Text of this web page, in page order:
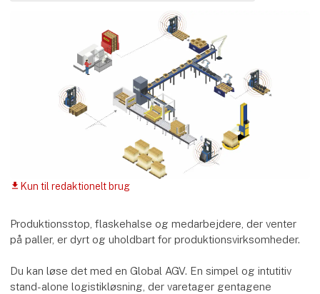
download Kun til redaktionelt brug
Produktionsstop, flaskehalse og medarbejdere, der venter
på paller, er dyrt og uholdbart for produktionsvirksomheder.
Du kan løse det med en Global AGV. En simpel og intutitiv
stand-alone logistikløsning, der varetager gentagene